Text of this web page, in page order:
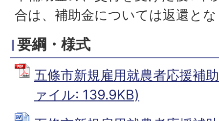
合は、補助金については返還と
要綱・様式
五條市新規雇用就農者応援補
ァイル: 139.9KB)